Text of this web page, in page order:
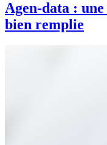
Agen-data :
bien remplie